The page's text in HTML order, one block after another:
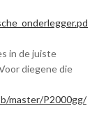
in de juiste
diegene die
master/P2000gg/